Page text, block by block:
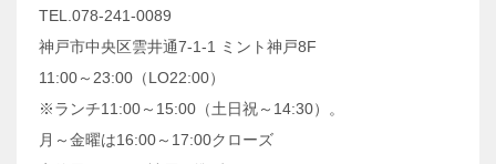
TEL.078-241-0089
神戸市中央区雲井通7-1-1 ミント神戸8F
11:00～23:00（LO22:00）
※ランチ11:00～15:00（土日祝～14:30）。
月～金曜は16:00～17:00クローズ